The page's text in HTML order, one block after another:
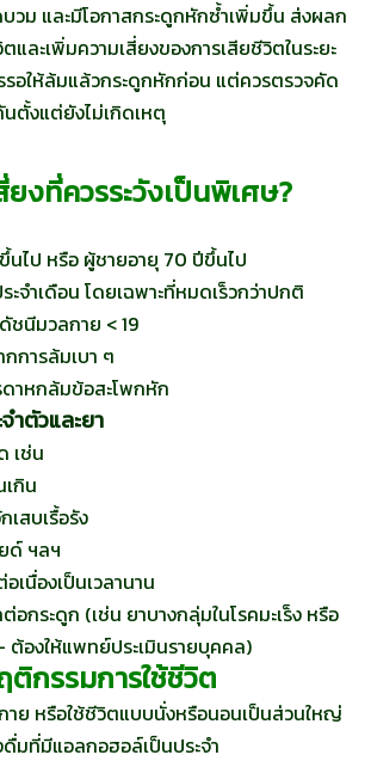
ม และมีโอกาสกระดูกหักซ้ำเพิ่มขึ้น ส่งผลก
ละเพิ่มความเสี่ยงของการเสียชีวิตในระยะ
รอให้ล้มแล้วกระดูกหักก่อน แต่ควรตรวจคัด
ตั้งแต่ยังไม่เกิดเหตุ
งที่ควรระวังเป็นพิเศษ?
ไป หรือ ผู้ชายอายุ 70 ปีขึ้นไป
ำเดือน โดยเฉพาะที่หมดเร็วกว่าปกติ
นีมวลกาย < 19
การล้มเบา ๆ
าหกล้มข้อสะโพกหัก
ำตัวและยา
เช่น
กิน
สบเรื้อรัง
ด์ ฯลฯ
เนื่องเป็นเวลานาน
กระดูก (เช่น ยาบางกลุ่มในโรคมะเร็ง หรือ
องให้แพทย์ประเมินรายบุคคล)
กรรมการใช้ชีวิต
าย หรือใช้ชีวิตแบบนั่งหรือนอนเป็นส่วนใหญ่
มที่มีแอลกอฮอล์เป็นประจำ